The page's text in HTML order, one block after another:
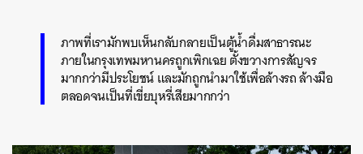
ภาพที่เรามักพบเห็นกลับกลายเป็นตู้น้ำดื่มสาธารณะ
ภายในกรุงเทพมหานครถูกเพิกเฉย ตั้งขวางการสัญจร
มากกว่ามีประโยชน์ และมักถูกนำมาใช้เพื่อล้างรถ ล้างมือ
ตลอดจนเป็นที่เขี่ยบุหรี่เสียมากกว่า